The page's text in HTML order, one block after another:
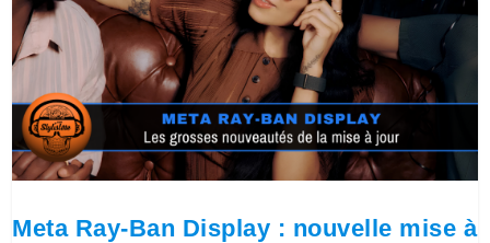
Meta Ray-Ban Display : nouvelle mise à